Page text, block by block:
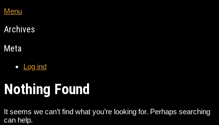
Menu
Archives
Meta
Log ind
Nothing Found
It seems we can’t find what you’re looking for. Perhaps searching
can help.